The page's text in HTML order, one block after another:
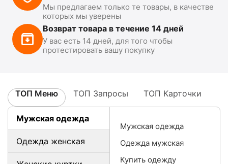
Мы предлагаем только те товары, в качестве
которых мы уверены
Возврат товара в течение 14 дней
У вас есть 14 дней, для того чтобы
протестировать вашу покупку
ТОП Меню ТОП Запросы ТОП Карточки
Мужская одежда
Одежда женская
Мужская одежда
Одежда мужская
Купить одежду